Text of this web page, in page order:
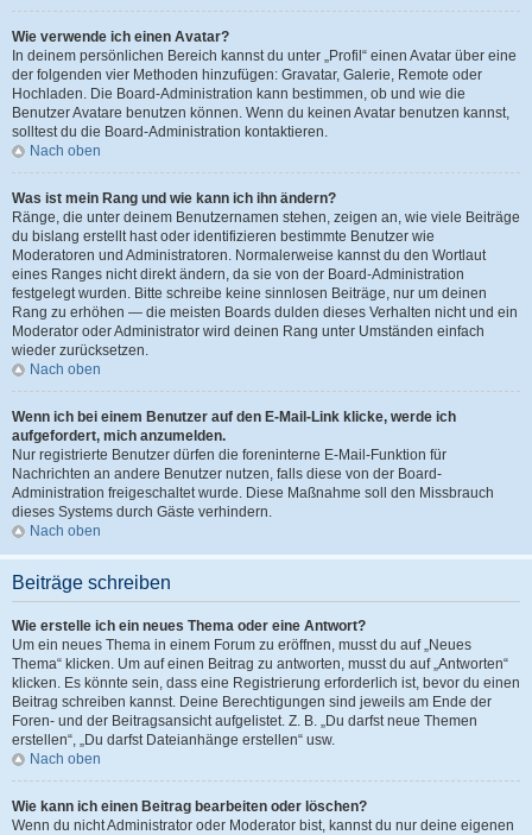
Wie verwende ich einen Avatar?
In deinem persönlichen Bereich kannst du unter „Profil“ einen Avatar über eine
der folgenden vier Methoden hinzufügen: Gravatar, Galerie, Remote oder
Hochladen. Die Board-Administration kann bestimmen, ob und wie die
Benutzer Avatare benutzen können. Wenn du keinen Avatar benutzen kannst,
solltest du die Board-Administration kontaktieren.
Nach oben
Was ist mein Rang und wie kann ich ihn ändern?
Ränge, die unter deinem Benutzernamen stehen, zeigen an, wie viele Beiträge
du bislang erstellt hast oder identifizieren bestimmte Benutzer wie
Moderatoren und Administratoren. Normalerweise kannst du den Wortlaut
eines Ranges nicht direkt ändern, da sie von der Board-Administration
festgelegt wurden. Bitte schreibe keine sinnlosen Beiträge, nur um deinen
Rang zu erhöhen — die meisten Boards dulden dieses Verhalten nicht und ein
Moderator oder Administrator wird deinen Rang unter Umständen einfach
wieder zurücksetzen.
Nach oben
Wenn ich bei einem Benutzer auf den E-Mail-Link klicke, werde ich
aufgefordert, mich anzumelden.
Nur registrierte Benutzer dürfen die foreninterne E-Mail-Funktion für
Nachrichten an andere Benutzer nutzen, falls diese von der Board-
Administration freigeschaltet wurde. Diese Maßnahme soll den Missbrauch
dieses Systems durch Gäste verhindern.
Nach oben
Beiträge schreiben
Wie erstelle ich ein neues Thema oder eine Antwort?
Um ein neues Thema in einem Forum zu eröffnen, musst du auf „Neues
Thema“ klicken. Um auf einen Beitrag zu antworten, musst du auf „Antworten“
klicken. Es könnte sein, dass eine Registrierung erforderlich ist, bevor du einen
Beitrag schreiben kannst. Deine Berechtigungen sind jeweils am Ende der
Foren- und der Beitragsansicht aufgelistet. Z. B. „Du darfst neue Themen
erstellen“, „Du darfst Dateianhänge erstellen“ usw.
Nach oben
Wie kann ich einen Beitrag bearbeiten oder löschen?
Wenn du nicht Administrator oder Moderator bist, kannst du nur deine eigenen